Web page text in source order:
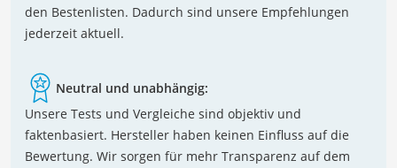
den Bestenlisten. Dadurch sind unsere Empfehlungen
jederzeit aktuell.
Neutral und unabhängig:
Unsere Tests und Vergleiche sind objektiv und
faktenbasiert. Hersteller haben keinen Einfluss auf die
Bewertung. Wir sorgen für mehr Transparenz auf dem